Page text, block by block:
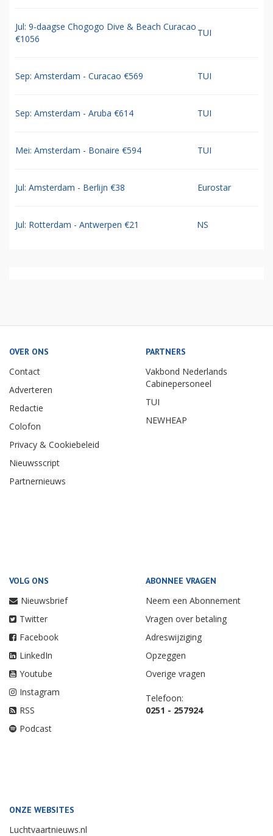
Jul: 9-daagse Chogogo Dive & Beach Curacao
€1056
TUI
Sep: Amsterdam - Curacao €569 TUI
Sep: Amsterdam - Aruba €614 TUI
Mei: Amsterdam - Bonaire €594 TUI
Jul: Amsterdam - Berlijn €38 Eurostar
Jul: Rotterdam - Antwerpen €21 NS
OVER ONS
Contact
Adverteren
Redactie
Colofon
Privacy & Cookiebeleid
Nieuwsscript
Partnernieuws
PARTNERS
Vakbond Nederlands
Cabinepersoneel
TUI
NEWHEAP
VOLG ONS
Nieuwsbrief
Twitter
Facebook
LinkedIn
Youtube
Instagram
RSS
Podcast
ABONNEE VRAGEN
Neem een Abonnement
Vragen over betaling
Adreswijziging
Opzeggen
Overige vragen
Telefoon:
0251 - 257924
ONZE WEBSITES
Luchtvaartnieuws.nl